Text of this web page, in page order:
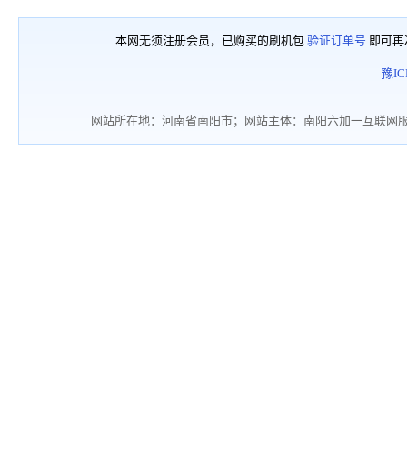
本网无须注册会员，已购买的刷机包 验证订单号 即可
豫
网站所在地：河南省南阳市；网站主体：南阳六加一互联